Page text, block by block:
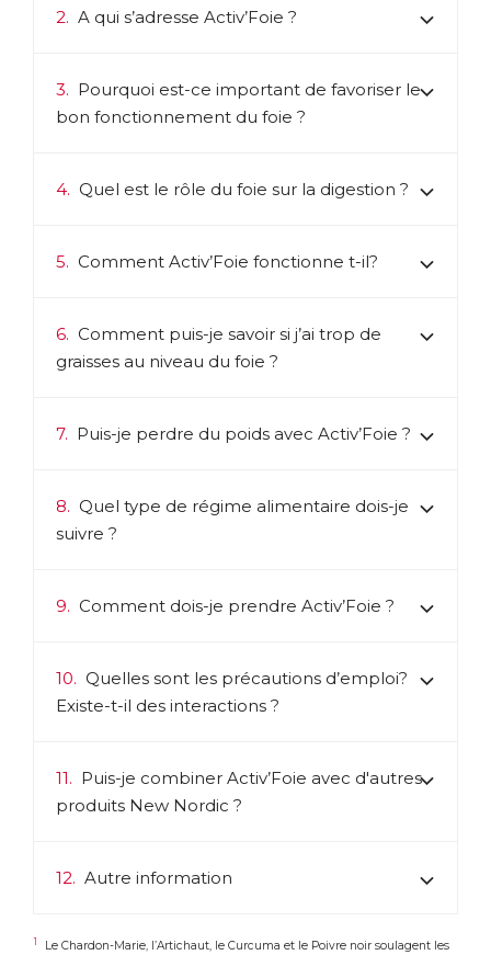
2. A qui s’adresse Activ’Foie ?
3. Pourquoi est-ce important de favoriser le
bon fonctionnement du foie ?
4. Quel est le rôle du foie sur la digestion ?
5. Comment Activ’Foie fonctionne t-il?
6. Comment puis-je savoir si j’ai trop de
graisses au niveau du foie ?
7. Puis-je perdre du poids avec Activ’Foie ?
8. Quel type de régime alimentaire dois-je
suivre ?
9. Comment dois-je prendre Activ’Foie ?
10. Quelles sont les précautions d’emploi?
Existe-t-il des interactions ?
11. Puis-je combiner Activ’Foie avec d'autres
produits New Nordic ?
12. Autre information
1
Le Chardon-Marie, l’Artichaut, le Curcuma et le Poivre noir soulagent les